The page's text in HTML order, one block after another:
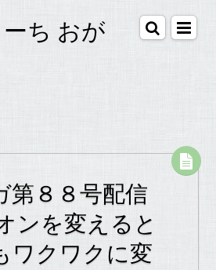
ち おが
第８８号配信
ンを変えると
ワクワクに変